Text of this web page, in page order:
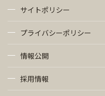
サイトポリシー
プライバシーポリシー
情報公開
採用情報